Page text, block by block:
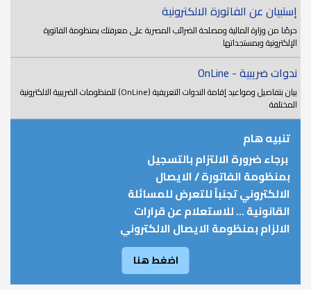
إستبيان عن الفاتورة الالكترونية
حرصًا من وزارة المالية ومصلحة الضرائب المصرية على معرفتك بمنظومة الفاتورة
الإلكترونية وبمستجداتها
ندوات ضريبية - OnLine
بيان بتفاصيل ومواعيد إقامة الندوات التعريفية (OnLine) للمنظومات الضريبية الالكترونية
المختلفة
تنبيه هام
برجاء ضرورة الالتزام بالتسجيل
بمنظومة الفاتورة / الايصال
الالكتروني تجنباً للتعرض للمسائلة
القانونية ... للاستعلام عن قرارات
الالزام بمنظومة الايصال الالكتروني
اضغط هنا